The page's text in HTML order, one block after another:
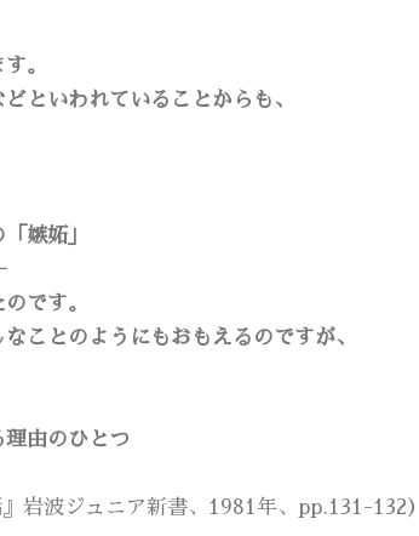
。
といわれていることからも、
嫉妬」
です。
ことのようにもおもえるのですが、
由のひとつ
岩波ジュニア新書、1981年、pp.131-132）